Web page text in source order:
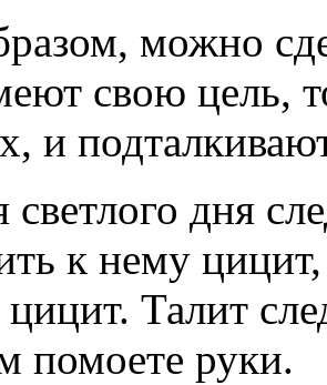
можно
свою цель,
и
дня
к нему
цицит. Талит
помоете руки.